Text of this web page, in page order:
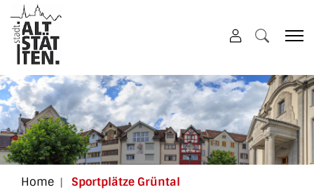
zur Startseite
Direkt zur Hauptnavigation
Direkt zum Inhalt
Direkt zur Suche
Direkt zum Stichwortverzeichnis
Altstätten
Home Sportplätze Grüntal